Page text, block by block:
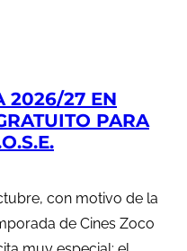
2026/27 EN
PARA
con motivo de la
de Cines Zoco